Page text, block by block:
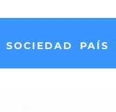
SOCIEDAD PAÍS